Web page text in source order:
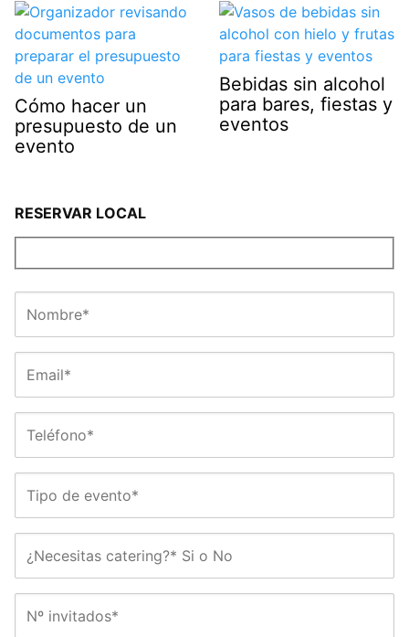
Cómo hacer un
presupuesto de un
evento
Bebidas sin alcohol
para bares, fiestas y
eventos
RESERVAR LOCAL